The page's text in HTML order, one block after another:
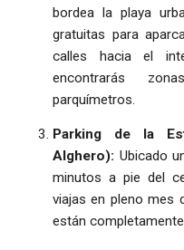
bordea la playa
gratuitas para
calles hacia el
encontrarás
parquímetros.
Parking de la
Alghero): Ubicado
minutos a pie del
viajas en pleno mes
están